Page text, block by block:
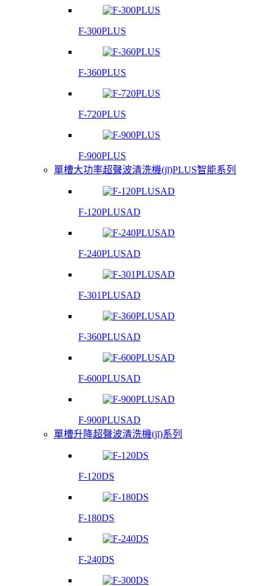
F-300PLUS
F-360PLUS
F-720PLUS
F-900PLUS
單槽大功率超聲波清洗機(jī)PLUS智能系列
F-120PLUSAD
F-240PLUSAD
F-301PLUSAD
F-360PLUSAD
F-600PLUSAD
F-900PLUSAD
單槽升降超聲波清洗機(jī)系列
F-120DS
F-180DS
F-240DS